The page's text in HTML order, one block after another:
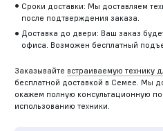
Сроки доставки: Мы доставляем
после подтверждения заказа.
Доставка до двери: Ваш заказ
офиса. Возможен бесплатный
Заказывайте встраиваемую технику
бесплатной доставкой в Семее. Мы
окажем полную консультационную
использованию техники.